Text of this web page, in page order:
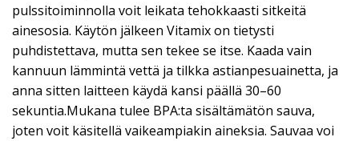
pulssitoiminnolla voit leikata tehokkaasti sitkeitä
ainesosia. Käytön jälkeen Vitamix on tietysti
puhdistettava, mutta sen tekee se itse. Kaada vain
kannuun lämmintä vettä ja tilkka astianpesuainetta, ja
anna sitten laitteen käydä kansi päällä 30–60
sekuntia.Mukana tulee BPA:ta sisältämätön sauva,
joten voit käsitellä vaikeampiakin aineksia. Sauvaa voi